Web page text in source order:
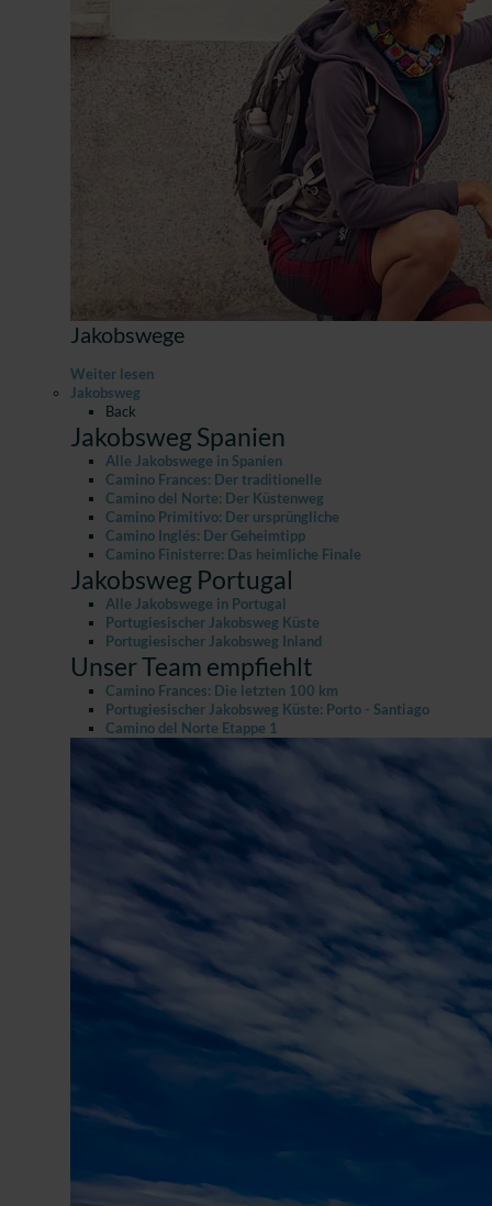
Jakobswege
Weiter lesen
Jakobsweg
Back
Jakobsweg Spanien
Alle Jakobswege in Spanien
Camino Frances: Der traditionelle
Camino del Norte: Der Küstenweg
Camino Primitivo: Der ursprüngliche
Camino Inglés: Der Geheimtipp
Camino Finisterre: Das heimliche Finale
Jakobsweg Portugal
Alle Jakobswege in Portugal
Portugiesischer Jakobsweg Küste
Portugiesischer Jakobsweg Inland
Unser Team empfiehlt
Camino Frances: Die letzten 100 km
Portugiesischer Jakobsweg Küste: Porto - Santiago
Camino del Norte Etappe 1